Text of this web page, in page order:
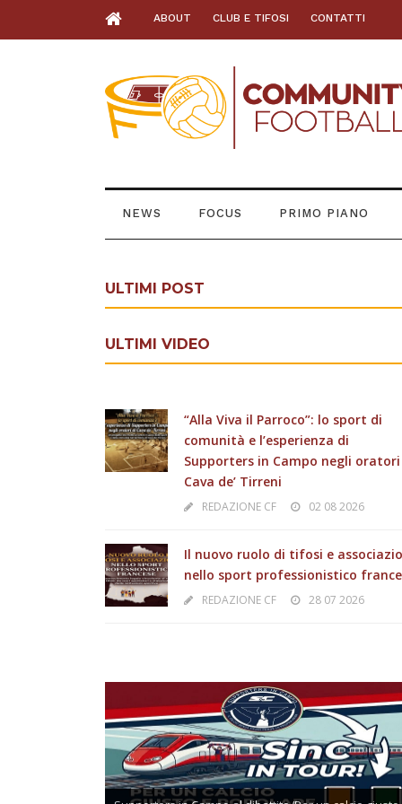
ABOUT CLUB E TIFOSI CONTATTI
NEWS FOCUS PRIMO PIANO
ULTIMI POST
ULTIMI VIDEO
“Alla Viva il Parroco”: lo sport di
comunità e l’esperienza di
Supporters in Campo negli
Cava de’ Tirreni
REDAZIONE CF 02 08 2026
Il nuovo ruolo di tifosi e
nello sport professionistico
REDAZIONE CF 28 07 2026